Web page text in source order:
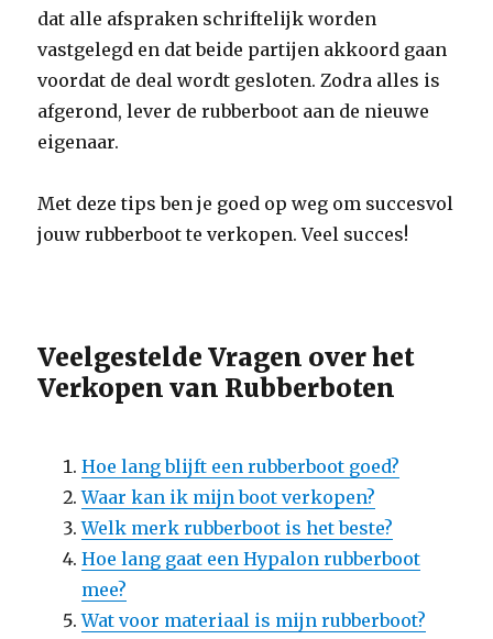
dat alle afspraken schriftelijk worden
vastgelegd en dat beide partijen akkoord gaan
voordat de deal wordt gesloten. Zodra alles is
afgerond, lever de rubberboot aan de nieuwe
eigenaar.
Met deze tips ben je goed op weg om succesvol
jouw rubberboot te verkopen. Veel succes!
Veelgestelde Vragen over het
Verkopen van Rubberboten
Hoe lang blijft een rubberboot goed?
Waar kan ik mijn boot verkopen?
Welk merk rubberboot is het beste?
Hoe lang gaat een Hypalon rubberboot
mee?
Wat voor materiaal is mijn rubberboot?